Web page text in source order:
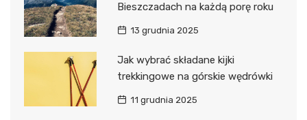
Bieszczadach na każdą porę roku
13 grudnia 2025
Jak wybrać składane kijki
trekkingowe na górskie wędrówki
11 grudnia 2025